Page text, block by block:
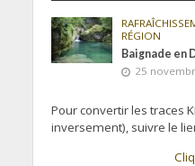
RÉGION
Baignade en
25
Pour convertir les traces
inversement), suivre le